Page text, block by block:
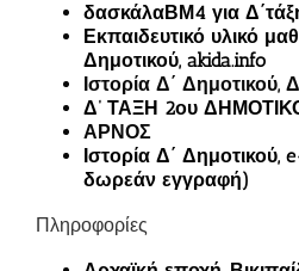
δασκάλαΒΜ4 για
Εκπαιδευτικό υλικό
Δημοτικού, akida.info
Ιστορία Δ΄ Δημοτικού,
Δ’ ΤΑΞΗ 2ου
ΑΡΝΟΣ
Ιστορία Δ΄ Δημοτικού,
δωρεάν εγγραφή)
Πληροφορίες